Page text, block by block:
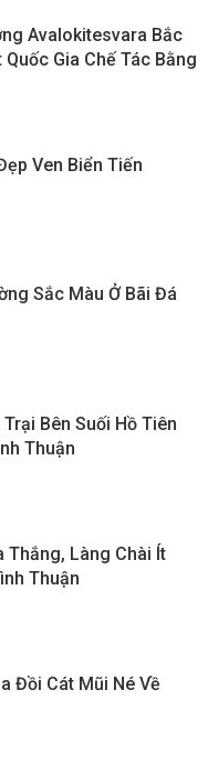
Avalokitesvara Bắc
Gia Chế Tác Bằng
Ven Biển Tiến
Sắc Màu Ở Bãi Đá
Bên Suối Hồ Tiên
Thuận
Thắng, Làng Chài Ít
Thuận
Đồi Cát Mũi Né Về